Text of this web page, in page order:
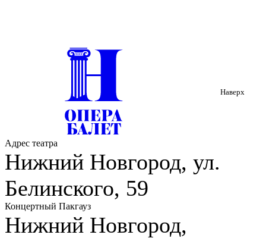
Наверх
Адрес театра
Нижний Новгород, ул.
Белинского, 59
Концертный Пакгауз
Нижний Новгород,